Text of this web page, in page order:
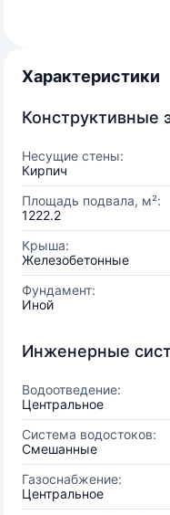
Характеристики
Конструктивные
Несущие стены:
Кирпич
Площадь подвала, м²:
1222.2
Крыша:
Железобетонные
Фундамент:
Иной
Инженерные
Водоотведение:
Центральное
Система водостоков:
Смешанные
Газоснабжение:
Центральное